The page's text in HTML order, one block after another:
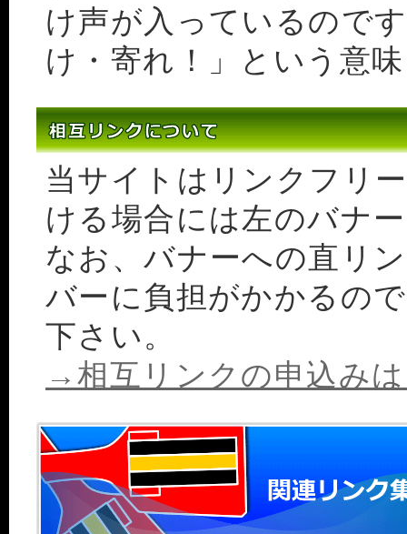
け声が入っているので
け・寄れ！」という意味
当サイトはリンクフリ
ける場合には左のバナ
なお、バナーへの直リ
バーに負担がかかるの
下さい。
→相互リンクの申込み